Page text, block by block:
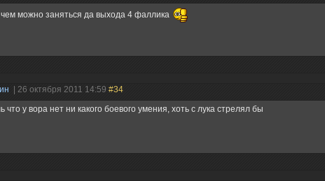
чем можно заняться да выхода 4 фаллика
| 26 октября 2011 14:59 #34
что у вора нет ни какого боевого умения, хоть с лука стрелял бы